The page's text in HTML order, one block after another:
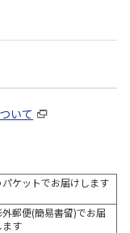
いて
パケットでお届けします
外郵便(簡易書留)でお届
ます